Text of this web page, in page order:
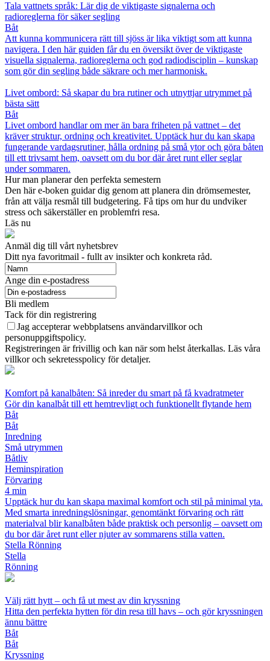
Tala vattnets språk: Lär dig de viktigaste signalerna och
radioreglerna för säker segling
Båt
Att kunna kommunicera rätt till sjöss är lika viktigt som att kunna
navigera. I den här guiden får du en översikt över de viktigaste
visuella signalerna, radioreglerna och god radiodisciplin – kunskap
som gör din segling både säkrare och mer harmonisk.
Livet ombord: Så skapar du bra rutiner och utnyttjar utrymmet på
bästa sätt
Båt
Livet ombord handlar om mer än bara friheten på vattnet – det
kräver struktur, ordning och kreativitet. Upptäck hur du kan skapa
fungerande vardagsrutiner, hålla ordning på små ytor och göra båten
till ett trivsamt hem, oavsett om du bor där året runt eller seglar
under sommaren.
Hur man planerar den perfekta semestern
Den här e-boken guidar dig genom att planera din drömsemester,
från att välja resmål till budgetering. Få tips om hur du undviker
stress och säkerställer en problemfri resa.
Läs nu
Anmäl dig till vårt nyhetsbrev
Ditt nya favoritmail - fullt av insikter och konkreta råd.
Ange din e-postadress
Bli medlem
Tack för din registrering
Jag accepterar webbplatsens användarvillkor och
personuppgiftspolicy.
Registreringen är frivillig och kan när som helst återkallas. Läs våra
villkor och sekretesspolicy för detaljer.
Komfort på kanalbåten: Så inreder du smart på få kvadratmeter
Gör din kanalbåt till ett hemtrevligt och funktionellt flytande hem
Båt
Båt
Inredning
Små utrymmen
Båtliv
Heminspiration
Förvaring
4 min
Upptäck hur du kan skapa maximal komfort och stil på minimal yta.
Med smarta inredningslösningar, genomtänkt förvaring och rätt
materialval blir kanalbåten både praktisk och personlig – oavsett om
du bor där året runt eller njuter av sommarens stilla vatten.
Stella Rönning
Stella
Rönning
Välj rätt hytt – och få ut mest av din kryssning
Hitta den perfekta hytten för din resa till havs – och gör kryssningen
ännu bättre
Båt
Båt
Kryssning